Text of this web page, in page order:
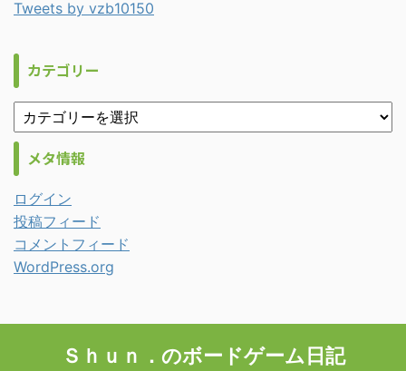
Tweets by vzb10150
カテゴリー
メタ情報
ログイン
投稿フィード
コメントフィード
WordPress.org
Ｓｈｕｎ．のボードゲーム日記